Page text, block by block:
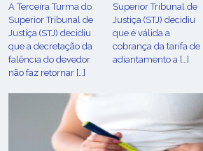
A Terceira Turma do
Superior Tribunal de
Justiça (STJ) decidiu
que a decretação da
falência do devedor
não faz retornar […]
Superior Tribunal de
Justiça (STJ) decidiu
que é válida a
cobrança da tarifa de
adiantamento a […]